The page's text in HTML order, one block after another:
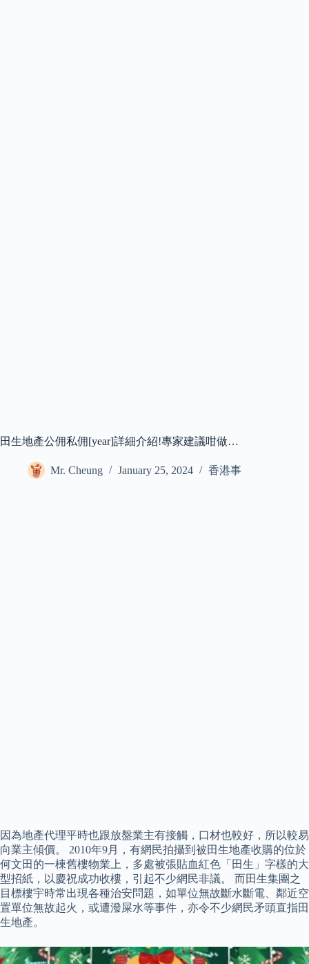
田生地產公佣私佣[year]詳細介紹!專家建議咁做…
Mr. Cheung January 25, 2024 香港事
因為地產代理平時也跟放盤業主有接觸，口材也較好，所以較易
向業主傾價。 2010年9月，有網民拍攝到被田生地產收購的位於
何文田的一棟舊樓物業上，多處被張貼血紅色「田生」字樣的大
型招紙，以慶祝成功收樓，引起不少網民非議。 而田生集團之
目標樓宇時常出現各種治安問題，如單位無故斷水斷電、鄰近空
置單位無故起火，或遭潑屎水等事件，亦令不少網民矛頭直指田
生地產。